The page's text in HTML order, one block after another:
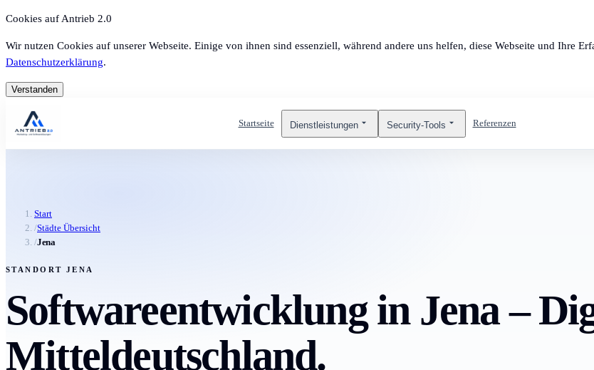
Cookies auf Antrieb 2.0
Wir nutzen Cookies auf unserer Webseite. Einige von ihnen sind essenziell, während andere uns helfen, diese Webseite und Ihre
Datenschutzerklärung.
Verstanden
Startseite Dienstleistungen Security-Tools Referenzen
Start
/Städte Übersicht
/Jena
STANDORT JENA
Softwareentwicklung in Jena –
Mitteldeutschland.